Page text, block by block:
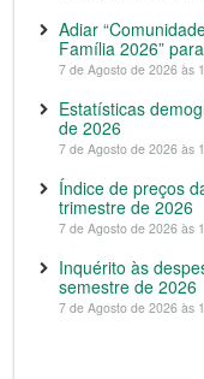
Adiar
Família 2026”
7 de Agosto de 2026 às
Estatísticas
de 2026
7 de Agosto de 2026 às
Índice de preços
trimestre de 2026
7 de Agosto de 2026 às
Inquérito às
semestre de 2026
7 de Agosto de 2026 às